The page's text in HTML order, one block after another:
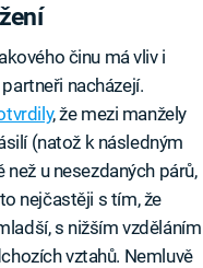
činu má vliv i
nacházejí.
, že mezi manžely
(natož k následným
u nesezdaných párů,
nejčastěji s tím, že
s nižším vzděláním
vztahů. Nemluvě